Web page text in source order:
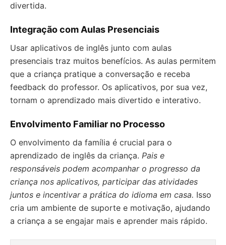
divertida.
Integração com Aulas Presenciais
Usar aplicativos de inglês junto com aulas
presenciais traz muitos benefícios. As aulas permitem
que a criança pratique a conversação e receba
feedback do professor. Os aplicativos, por sua vez,
tornam o aprendizado mais divertido e interativo.
Envolvimento Familiar no Processo
O envolvimento da família é crucial para o
aprendizado de inglês da criança. Pais e
responsáveis podem acompanhar o progresso da
criança nos aplicativos, participar das atividades
juntos e incentivar a prática do idioma em casa. Isso
cria um ambiente de suporte e motivação, ajudando
a criança a se engajar mais e aprender mais rápido.